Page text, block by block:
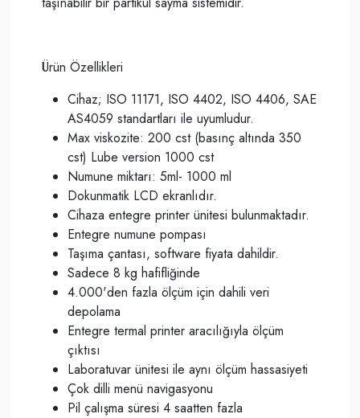
Ürün Özellikleri
Cihaz; ISO 11171, ISO 4402, ISO 4406, SAE
AS4059 standartları ile uyumludur.
Max viskozite: 200 cst (basınç altında 350
cst) Lube version 1000 cst
Numune miktarı: 5ml- 1000 ml
Dokunmatik LCD ekranlıdır.
Cihaza entegre printer ünitesi bulunmaktadır.
Entegre numune pompası
Taşıma çantası, software fiyata dahildir.
Sadece 8 kg hafifliğinde
4.000'den fazla ölçüm için dahili veri
depolama
Entegre termal printer aracılığıyla ölçüm
çıktısı
Laboratuvar ünitesi ile aynı ölçüm hassasiyeti
Çok dilli menü navigasyonu
Pil çalışma süresi 4 saatten fazla